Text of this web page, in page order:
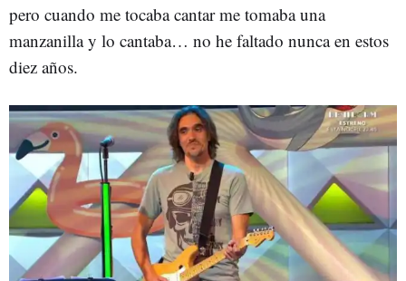
pero cuando me tocaba cantar me tomaba una
manzanilla y lo cantaba… no he faltado nunca en estos
diez años.